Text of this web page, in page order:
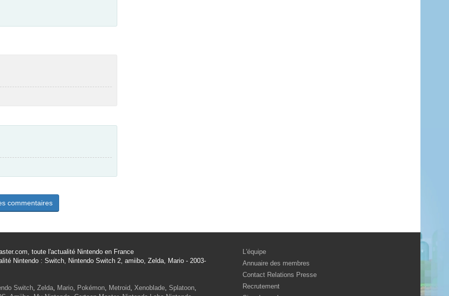
commentaires
toute l'actualité Nintendo en France
Nintendo : Switch, Nintendo Switch 2, amiibo, Zelda, Mario - 2003-
Switch, Zelda, Mario, Pokémon, Metroid, Xenoblade, Splatoon,
L'équipe
Annuaire des membres
Contact Relations Presse
Recrutement